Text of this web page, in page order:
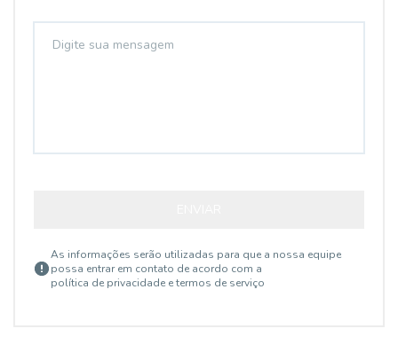
As informações serão utilizadas para que a nossa equipe
possa entrar em contato de acordo com a
política de privacidade e termos de serviço